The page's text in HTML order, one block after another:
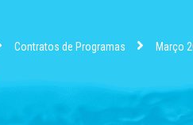
Contratos de Programas Março